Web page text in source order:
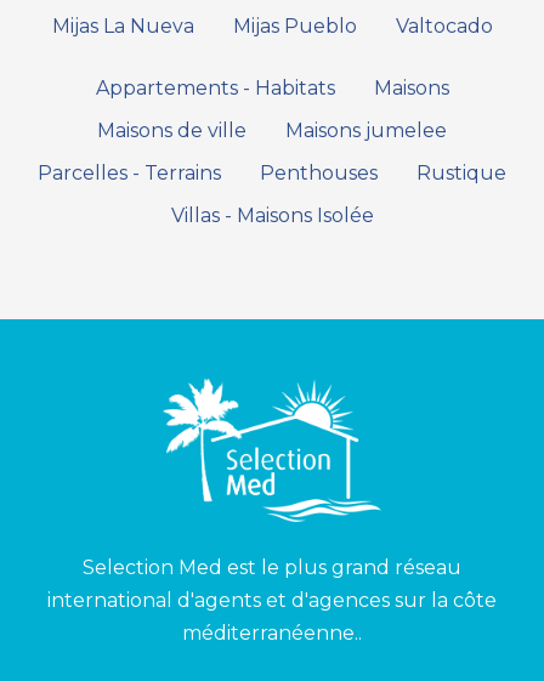
Mijas La Nueva
Mijas Pueblo Valtocado
Appartements - Habitats
Maisons
Maisons de ville
Maisons jumelee
Parcelles - Terrains
Penthouses
Rustique
Villas - Maisons Isolée
Selection Med est le plus grand réseau
international d'agents et d'agences sur la côte
méditerranéenne..